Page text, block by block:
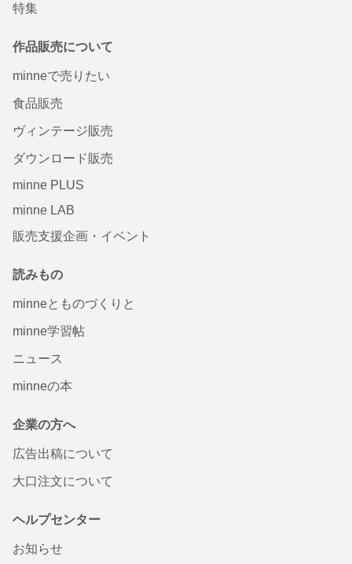
特集
作品販売について
minneで売りたい
食品販売
ヴィンテージ販売
ダウンロード販売
minne PLUS
minne LAB
販売支援企画・イベント
読みもの
minneとものづくりと
minne学習帖
ニュース
minneの本
企業の方へ
広告出稿について
大口注文について
ヘルプセンター
お知らせ